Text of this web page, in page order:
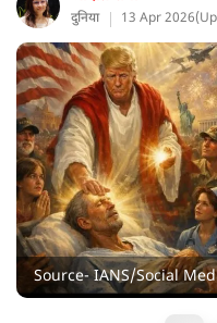
दुनिया 13 Apr 2026(
Source- IANS/Social